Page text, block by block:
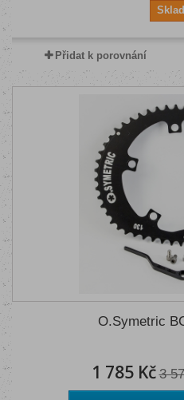
Přidat k porovnání
O.Symetric
1 785 Kč 3